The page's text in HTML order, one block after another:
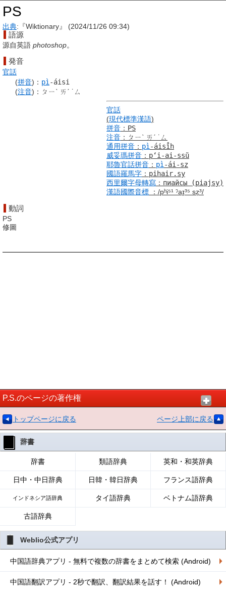
PS
出典:『Wiktionary』 (2024/11/26 09:34)
語源
源自英語 photoshop。
発音
官話
(拼音) ： pì -áisi
(注音) ： ㄆㄧˋ ㄞˊ ˙ㄙ
官話
(現代標準漢語)
拼音 ： PS
注音 ： ㄆㄧˋ ㄞˊ ˙ㄙ
通用拼音 ： pì -áisi̊h
威妥瑪拼音 ： pʻi-ai-ssŭ
耶魯官話拼音 ： pì -ái-sz
國語羅馬字 ： pihair.sy
西里爾字母轉寫 ： пиайсы
(piajsy)
漢語國際音標 ： /pʰi⁵¹ ˀaɪ̯³⁵ sz̩³/
動詞
PS
修圖
P.S.のページの著作権
トップページに戻る ページ上部に戻る
辞書
辞書 類語辞典 英和・和英辞典
日中・中日辞典 日韓・韓日辞典 フランス語辞典
インドネシア語辞典 タイ語辞典 ベトナム語辞典
古語辞典
Weblio公式アプリ
中国語辞典アプリ - 無料で複数の辞書をまとめて検索 (Android)
中国語翻訳アプリ - 2秒で翻訳、翻訳結果を話す！ (Android)